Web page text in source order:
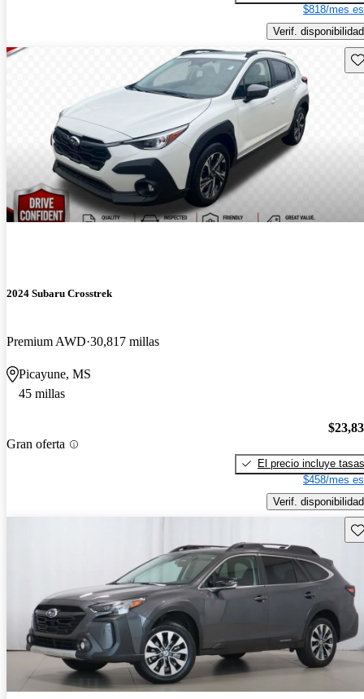
$818/mes
Verif. disponibilidad
2024 Subaru Crosstrek
Premium AWD 30,817 millas
Picayune, MS
45 millas
Gran oferta
El precio incluye tasas
$458/mes
Verif. disponibilidad